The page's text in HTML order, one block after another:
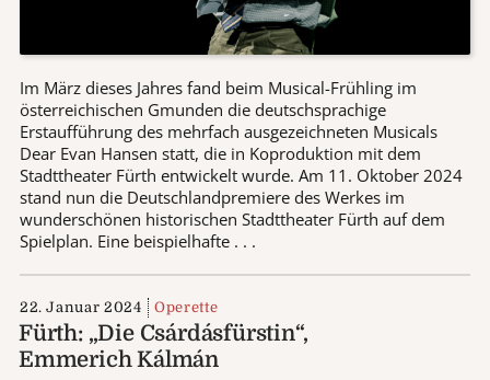
Im März dieses Jahres fand beim Musical-Frühling im
österreichischen Gmunden die deutschsprachige
Erstaufführung des mehrfach ausgezeichneten Musicals
Dear Evan Hansen statt, die in Koproduktion mit dem
Stadttheater Fürth entwickelt wurde. Am 11. Oktober 2024
stand nun die Deutschlandpremiere des Werkes im
wunderschönen historischen Stadttheater Fürth auf dem
Spielplan. Eine beispielhafte . . .
22. Januar 2024 Operette
Fürth: „Die Csárdásfürstin“,
Emmerich Kálmán